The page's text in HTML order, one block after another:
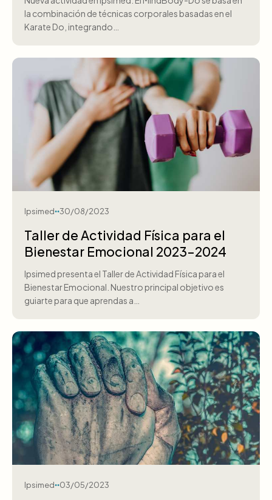
la combinación de técnicas corporales basadas en el
Karate Do, integrando…
Ipsimed 30/08/2023
Taller de Actividad Física para el
Bienestar Emocional 2023-2024
Ipsimed presenta el Taller de Actividad Física para el
Bienestar Emocional. Nuestro principal objetivo es
guiarte para que aprendas a…
Ipsimed 03/05/2023